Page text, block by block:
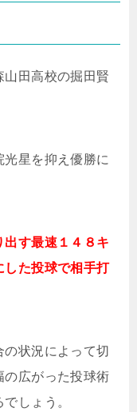
山田高校の掘田賢
星を抑え優勝に
出す最速１４８キ
した投球で相手打
状況によって切
の広がった投球術
しょう。